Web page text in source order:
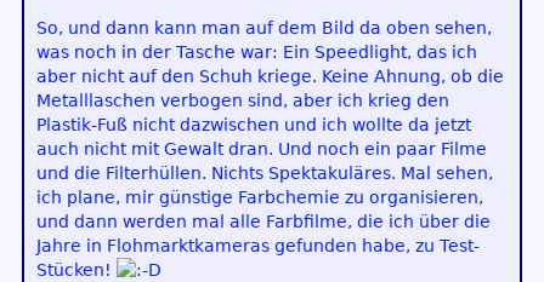
So, und dann kann man auf dem Bild da oben sehen,
was noch in der Tasche war: Ein Speedlight, das ich
aber nicht auf den Schuh kriege. Keine Ahnung, ob die
Metalllaschen verbogen sind, aber ich krieg den
Plastik-Fuß nicht dazwischen und ich wollte da jetzt
auch nicht mit Gewalt dran. Und noch ein paar Filme
und die Filterhüllen. Nichts Spektakuläres. Mal sehen,
ich plane, mir günstige Farbchemie zu organisieren,
und dann werden mal alle Farbfilme, die ich über die
Jahre in Flohmarktkameras gefunden habe, zu Test-
Stücken!